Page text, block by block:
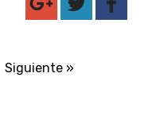
Siguiente »